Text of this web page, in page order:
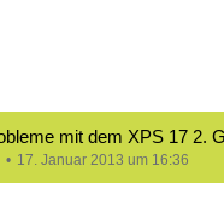
mit dem XPS 17 2.
17. Januar 2013 um 16:36